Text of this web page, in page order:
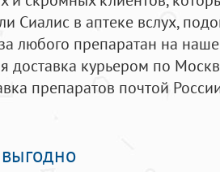
Сиалис в аптеке вслух,
любого препаратан на
доставка курьером по
препаратов почтой